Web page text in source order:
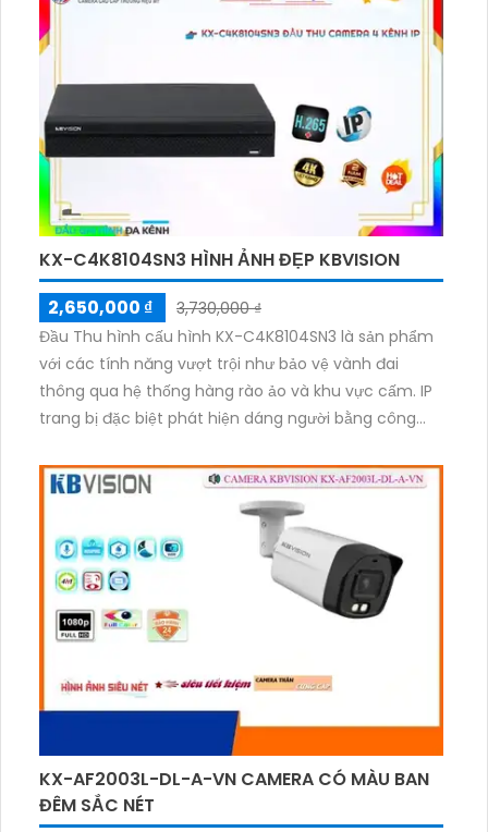
KX-C4K8104SN3 HÌNH ẢNH ĐẸP KBVISION
2,650,000 ₫
3,730,000 ₫
Đầu Thu hình cấu hình KX-C4K8104SN3 là sản phẩm
với các tính năng vượt trội như bảo vệ vành đai
thông qua hệ thống hàng rào ảo và khu vực cấm. IP
trang bị đặc biệt phát hiện dáng người bằng công
cao. Độ phân giải chất lượng hình sắc nét, xử lý hình
ảnh thiếu sáng, hỗ trợ ONVIF mạnh mẽ, công nghệ
SMD Plus và khả năng nguồn giao động 10% :12V 2A.
Sử dụng công nghệ IP tiết kiệm, truyền tải hình ảnh
nhanh với dung lượng thấp của công nghệ nén hình
H.265+.
KX-AF2003L-DL-A-VN CAMERA CÓ MÀU BAN
ĐÊM SẮC NÉT